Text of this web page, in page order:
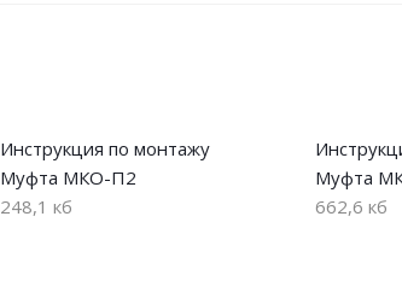
Инструкция по монтажу
Муфта МКО-П2
248,1 кб
Муфта
662,6 кб